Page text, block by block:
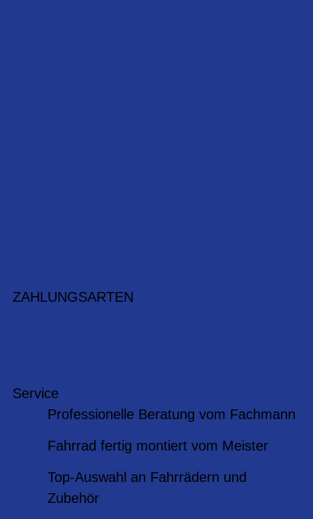
ZAHLUNGSARTEN
Service
Professionelle Beratung vom Fachmann
Fahrrad fertig montiert vom Meister
Top-Auswahl an Fahrrädern und
Zubehör